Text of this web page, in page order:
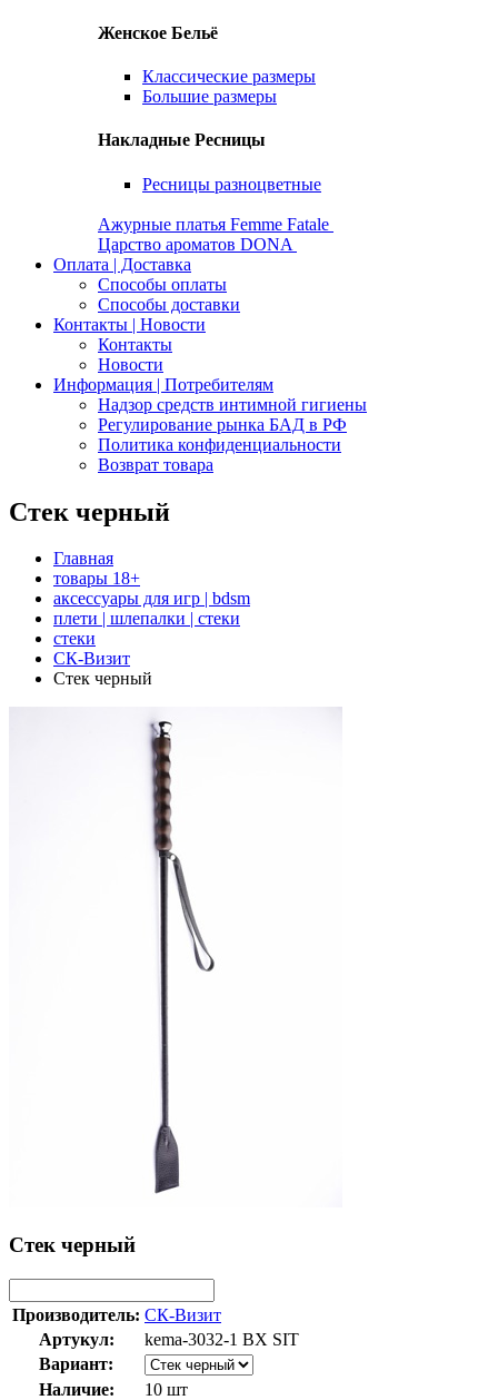
Женское Бельё
Классические размеры
Большие размеры
Накладные Ресницы
Ресницы разноцветные
Ажурные платья Femme Fatale
Царство ароматов DONA
Оплата | Доставка
Способы оплаты
Способы доставки
Контакты | Новости
Контакты
Новости
Информация | Потребителям
Надзор средств интимной гигиены
Регулирование рынка БАД в РФ
Политика конфиденциальности
Возврат товара
Стек черный
Главная
товары 18+
аксессуары для игр | bdsm
плети | шлепалки | стеки
стеки
СК-Визит
Стек черный
Стек черный
Производитель: СК-Визит
Артукул:
kema-3032-1 BX SIT
Вариант:
Наличие:
10 шт